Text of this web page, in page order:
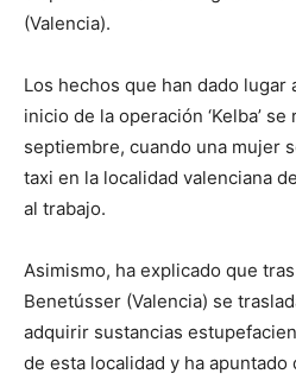
(Valencia).
Los hechos que han dado lugar
inicio de la operación ‘Kelba’
septiembre, cuando una mujer
taxi en la localidad valenciana
al trabajo.
Asimismo, ha explicado que
Benetússer (Valencia) se
adquirir sustancias
de esta localidad y ha